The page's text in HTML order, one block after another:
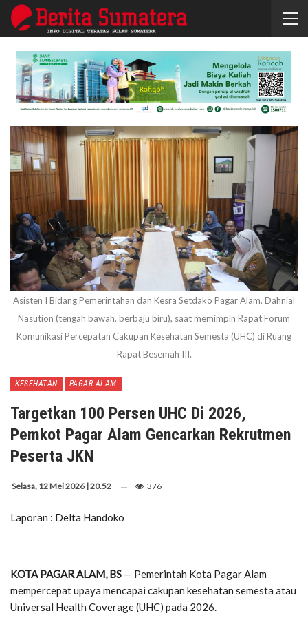
Asisten I Bidang Pemerintahan dan Kesra Setdako Pagar Alam, Dahnial
Nasution (tengah bawah, berbaju biru), saat memimpin Rapat Forum
Komunikasi Percepatan Cakupan Kesehatan Semesta (UHC) di Ruang
Rapat Besemah III.
KESEHATAN PAGAR ALAM
Targetkan 100 Persen UHC Di 2026,
Pemkot Pagar Alam Gencarkan Rekrutmen
Peserta JKN
Selasa, 12 Mei 2026 | 20.52 376
Laporan : Delta Handoko
KOTA PAGAR ALAM, BS — Pemerintah Kota Pagar Alam
mempercepat upaya mencapai cakupan kesehatan semesta atau
Universal Health Coverage (UHC) pada 2026.